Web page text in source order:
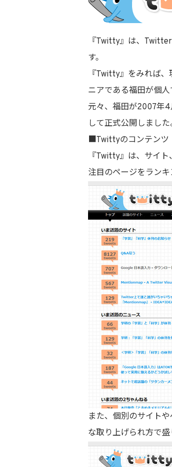
『Twitty』は、
す。
『Twitty』をみれば
ニアである福田が個人
元々、福田が2007年
して正式公開しました
■Twittyのコンテンツ
『Twitty』は、サイ
注目のページをランキ
また、個別のサイト
な取り上げられ方で盛